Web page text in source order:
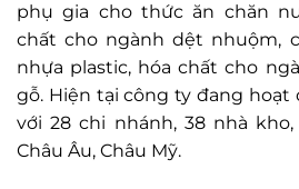
phụ gia cho thức ăn chăn
chất cho ngành dệt nhuộm,
nhựa plastic, hóa chất cho
gỗ. Hiện tại công ty đang hoạt
với 28 chi nhánh, 38 nhà
Châu Âu, Châu Mỹ.